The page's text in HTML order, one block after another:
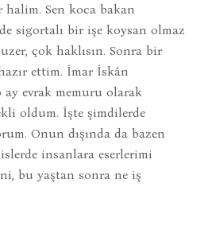
halim. Sen koca bakan
sigortalı bir işe koysan olmaz
çok haklısın. Sonra bir
ettim. İmar İskân
evrak memuru olarak
oldum. İşte şimdilerde
Onun dışında da bazen
insanlara eserlerimi
bu yaştan sonra ne iş